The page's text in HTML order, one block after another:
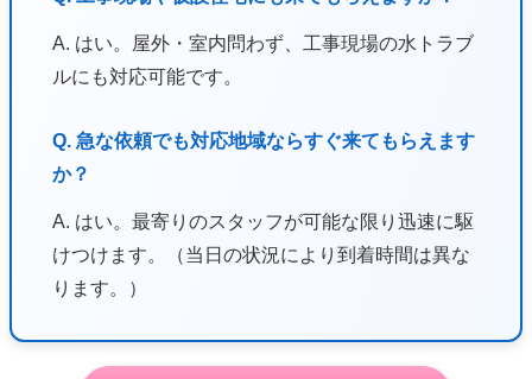
A. はい。屋外・室内問わず、工事現場の水トラブ
ルにも対応可能です。
Q. 急な依頼でも対応地域ならすぐ来てもらえます
か？
A. はい。最寄りのスタッフが可能な限り迅速に駆
けつけます。（当日の状況により到着時間は異な
ります。）